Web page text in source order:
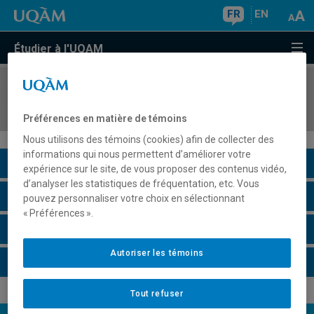
FR EN
Étudier à l'UQAM
COURS//
Description du cours
Horaire - Été 2026
Préférences en matière de témoins
Nous utilisons des témoins (cookies) afin de collecter des
informations qui nous permettent d’améliorer votre
expérience sur le site, de vous proposer des contenus vidéo,
d’analyser les statistiques de fréquentation, etc. Vous
pouvez personnaliser votre choix en sélectionnant
« Préférences ».
Tout refuser
Autoriser les témoins